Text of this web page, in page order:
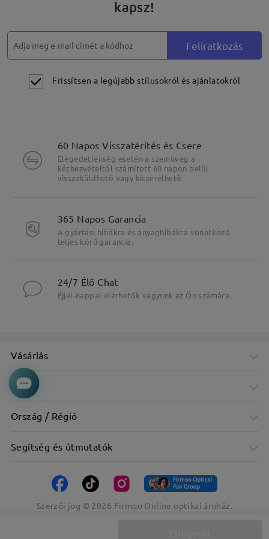
véleményt
kapsz!
Feliratkozás
Frissítsen a legújabb stílusokról és ajánlatokról
60 Napos Visszatérítés és Csere
Elégedetlenség esetén a szemüveg a
kézhezvételtől számított 60 napon belül
visszaküldhető vagy kicserélhető.
365 Napos Garancia
A gyártási hibákra és anyaghibákra vonatkozó
teljes körű garancia.
24/7 Élő Chat
Éjjel-nappal elérhetők vagyunk az Ön számára.
Vásárlás
Cég
Ország / Régió
Segítség és útmutatók
Szerzői jog © 2026 Firmoo Online optikai áruház.